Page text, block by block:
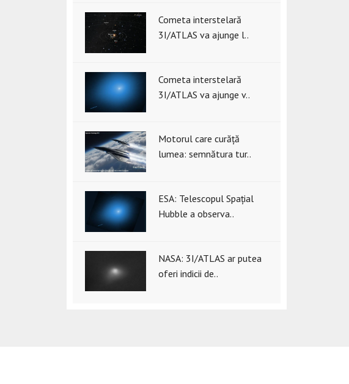
Cometa interstelară
3I/ATLAS va ajunge l..
Cometa interstelară
3I/ATLAS va ajunge v..
Motorul care curăță
lumea: semnătura tur..
ESA: Telescopul Spațial
Hubble a observa..
NASA: 3I/ATLAS ar putea
oferi indicii de..